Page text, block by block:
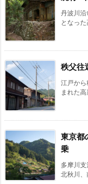
丹波川
となっ
秩父往
江戸か
まれた
東京都
乗
多摩川
北秋川